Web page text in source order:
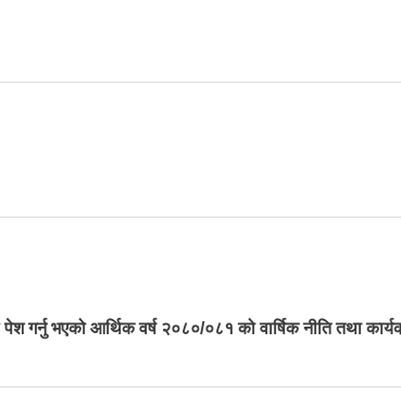
गर्नु भएको आर्थिक वर्ष २०८०/०८१ को वार्षिक नीति तथा